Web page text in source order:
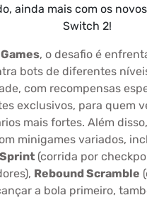
ainda mais com os
Switch 2!
, o desafio é
bots de diferentes
com recompensas
exclusivos, para quem
mais fortes. Além
minigames variados,
(corrida por
Rebound Scramble
a bola primeiro,